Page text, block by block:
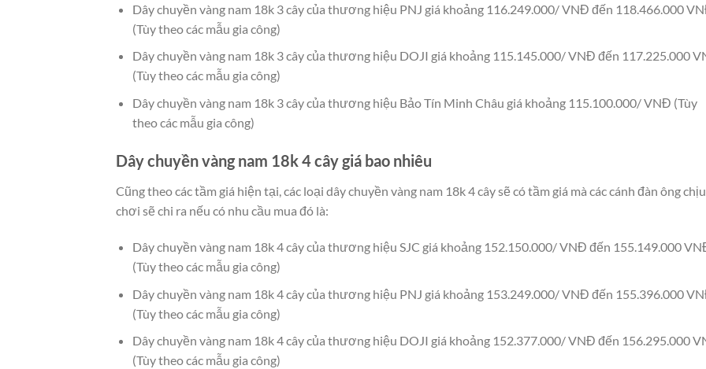
Dây chuyền vàng nam 18k 3 cây của thương hiệu PNJ giá khoảng 116.249.000/ VNĐ đến 118.466.000
(Tùy theo các mẫu gia công)
Dây chuyền vàng nam 18k 3 cây của thương hiệu DOJI giá khoảng 115.145.000/ VNĐ đến 117.225.000
(Tùy theo các mẫu gia công)
Dây chuyền vàng nam 18k 3 cây của thương hiệu Bảo Tín Minh Châu giá khoảng 115.100.000/ VNĐ (Tùy
theo các mẫu gia công)
Dây chuyền vàng nam 18k 4 cây giá bao nhiêu
Cũng theo các tầm giá hiện tại, các loại dây chuyền vàng nam 18k 4 cây sẽ có tầm giá mà các cánh đàn ông chịu
chơi sẽ chi ra nếu có nhu cầu mua đó là:
Dây chuyền vàng nam 18k 4 cây của thương hiệu SJC giá khoảng 152.150.000/ VNĐ đến 155.149.000
(Tùy theo các mẫu gia công)
Dây chuyền vàng nam 18k 4 cây của thương hiệu PNJ giá khoảng 153.249.000/ VNĐ đến 155.396.000
(Tùy theo các mẫu gia công)
Dây chuyền vàng nam 18k 4 cây của thương hiệu DOJI giá khoảng 152.377.000/ VNĐ đến 156.295.000
(Tùy theo các mẫu gia công)